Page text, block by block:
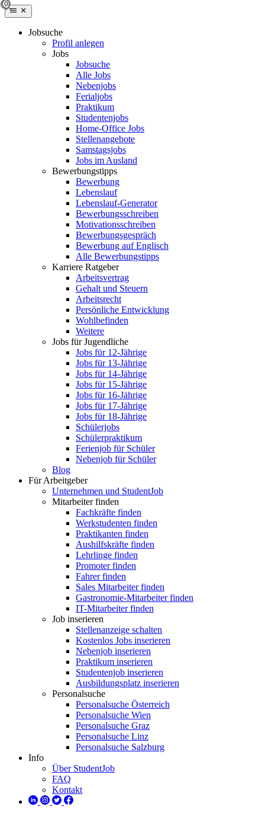
Jobsuche
Profil anlegen
Jobs
Jobsuche
Alle Jobs
Nebenjobs
Ferialjobs
Praktikum
Studentenjobs
Home-Office Jobs
Stellenangebote
Samstagsjobs
Jobs im Ausland
Bewerbungstipps
Bewerbung
Lebenslauf
Lebenslauf-Generator
Bewerbungsschreiben
Motivationsschreiben
Bewerbungsgespräch
Bewerbung auf Englisch
Alle Bewerbungstipps
Karriere Ratgeber
Arbeitsvertrag
Gehalt und Steuern
Arbeitsrecht
Persönliche Entwicklung
Wohlbefinden
Weitere
Jobs für Jugendliche
Jobs für 12-Jährige
Jobs für 13-Jährige
Jobs für 14-Jährige
Jobs für 15-Jährige
Jobs für 16-Jährige
Jobs für 17-Jährige
Jobs für 18-Jährige
Schülerjobs
Schülerpraktikum
Ferienjob für Schüler
Nebenjob für Schüler
Blog
Für Arbeitgeber
Unternehmen und StudentJob
Mitarbeiter finden
Fachkräfte finden
Werkstudenten finden
Praktikanten finden
Aushilfskräfte finden
Lehrlinge finden
Promoter finden
Fahrer finden
Sales Mitarbeiter finden
Gastronomie-Mitarbeiter finden
IT-Mitarbeiter finden
Job inserieren
Stellenanzeige schalten
Kostenlos Jobs inserieren
Nebenjob inserieren
Praktikum inserieren
Studentenjob inserieren
Ausbildungsplatz inserieren
Personalsuche
Personalsuche Österreich
Personalsuche Wien
Personalsuche Graz
Personalsuche Linz
Personalsuche Salzburg
Info
Über StudentJob
FAQ
Kontakt